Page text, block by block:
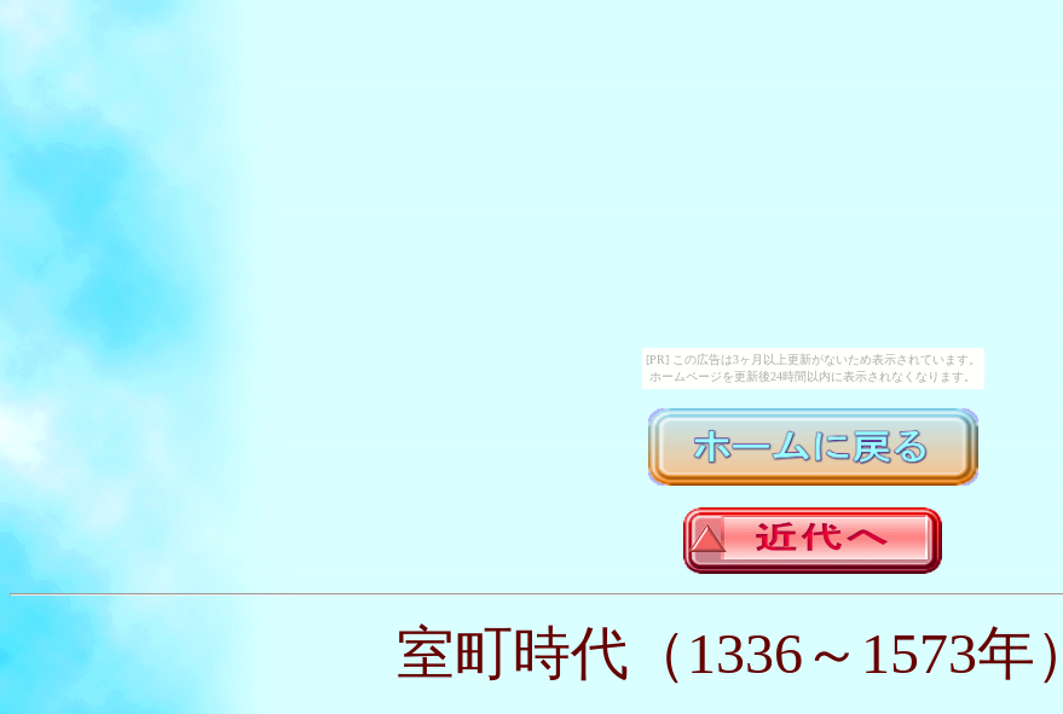
[PR] この広告は3ヶ月以上更新がないため表示されています。
ホームページを更新後24時間以内に表示されなくなります。
室町時代（1336～1573年）